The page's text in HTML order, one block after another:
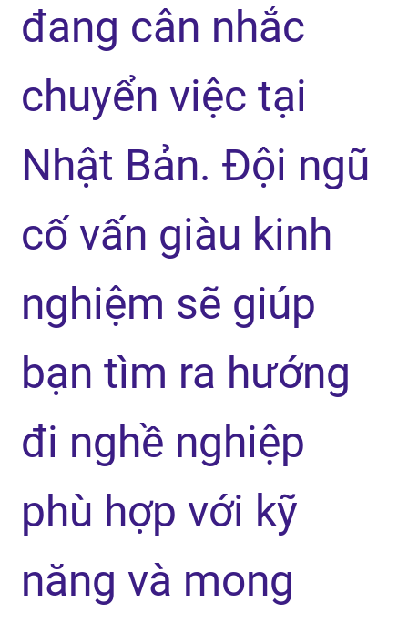
đang cân nhắc
chuyển việc tại
Nhật Bản. Đội ngũ
cố vấn giàu kinh
nghiệm sẽ giúp
bạn tìm ra hướng
đi nghề nghiệp
phù hợp với kỹ
năng và mong